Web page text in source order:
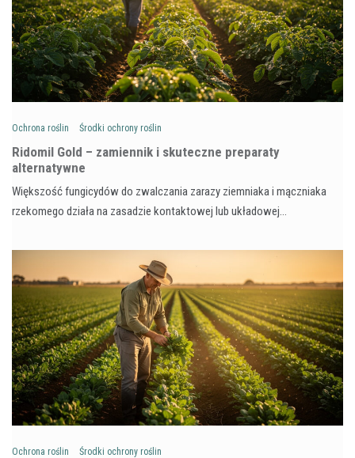
Ochrona roślin Środki ochrony roślin
Ridomil Gold – zamiennik i skuteczne preparaty
alternatywne
Większość fungicydów do zwalczania zarazy ziemniaka i mączniaka
rzekomego działa na zasadzie kontaktowej lub układowej…
Ochrona roślin Środki ochrony roślin